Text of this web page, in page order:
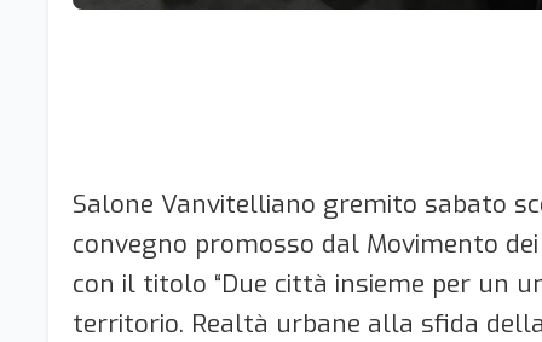
Salone Vanvitelliano gremito sabato
convegno promosso dal Movimento
con il titolo “Due città insieme per un
territorio. Realtà urbane alla sfida